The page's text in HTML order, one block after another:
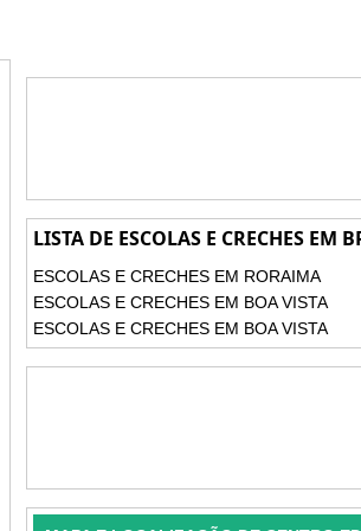
LISTA DE ESCOLAS E CRECHES EM
ESCOLAS E CRECHES EM RORAIMA
ESCOLAS E CRECHES EM BOA VISTA
ESCOLAS E CRECHES EM BOA VISTA